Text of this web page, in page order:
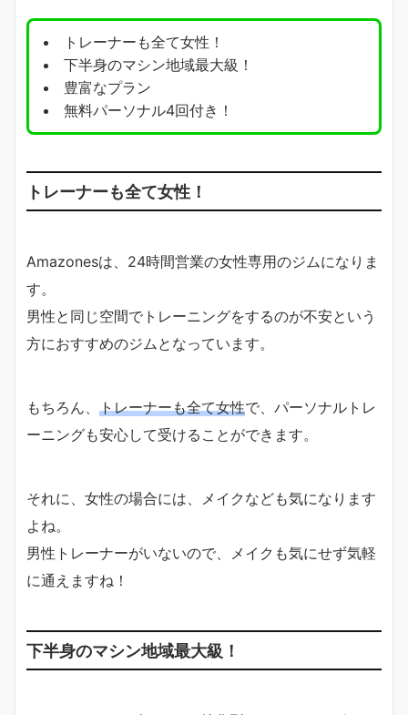
トレーナーも全て女性！
下半身のマシン地域最大級！
豊富なプラン
無料パーソナル4回付き！
トレーナーも全て女性！
Amazonesは、24時間営業の女性専用のジムになりま
す。
男性と同じ空間でトレーニングをするのが不安という
方におすすめのジムとなっています。
もちろん、 トレーナーも全て女性で、パーソナルトレ
ーニングも安心して受けることができます。
それに、女性の場合には、メイクなども気になります
よね。
男性トレーナーがいないので、メイクも気にせず気軽
に通えますね！
下半身のマシン地域最大級！